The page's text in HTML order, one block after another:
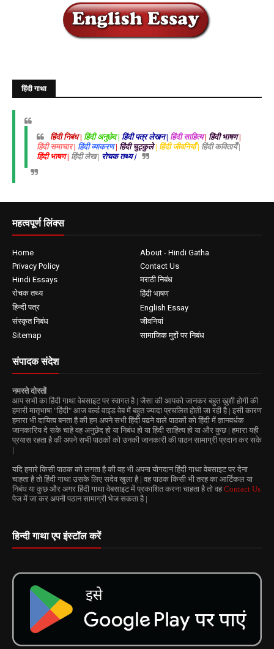
हिंदी गाथा
हिंदी निबंध | हिंदी अनुछेद | हिंदी पत्र लेखन | हिंदी साहित्य| हिंदी भाषण|
हिंदी समाचार| हिंदी व्याकरण| हिंदी चुट्कुले| हिंदी जीवनियाँ | हिंदी कवितायेँ |
हिंदी भाषण | हिंदी लेख | रोचक तथ्य |
महत्वपूर्ण लिंक्स
Home
About - Hindi Gatha
Privacy Policy
Contact Us
Hindi Essays
मराठी निबंध
रोचक तथ्य
हिंदी भाषण
हिन्दी पत्र
English Essay
संस्कृत निबंध
जीवनियां
Sitemap
सामाजिक मुद्दों पर निबंध
संपादक संदेश
नमस्ते दोस्तों
आप सभी का हिंदी गाथा वेबसाइट पर स्वागत है | जैसा की आपको जानकर बहुत ख़ुशी होगी की
हमारी मातृभाषा "हिंदी" आज वर्ल्ड वाइड वेब में बहुत ज्यादा प्रचलित होती जा रही है | इसी कारण
हमारा भी दायित्व बनता है की हम अपने सभी हिंदी पढने वाले पाठकों को हिंदी में ज्ञानवर्धक
जानकारिय दे सके चाहे वह अनुछेद हो या निबंध हो या हिंदी साहित्य हो या और कुछ | हमारा यही
प्रयास रहता है की अपने सभी पाठकों को उनकी जानकारी की पाठन सामाग्री प्रदान कर सके
|
यदि हमारे किसी पाठक को लगता है की वह भी अपना योगदान हिंदी गाथा वेबसाइट पर देना
चाहता है तो हिंदी गाथा उसके लिए सदेव खुला है | वह पाठक किसी भी तरह का आर्टिकल या
निबंध या कुछ और अगर हिंदी गाथा वेबसाइट में प्रकाशित करना चाहता है तो वहContact Us
पेज में जा कर अपनी पठान सामाग्री भेज सकता है |
हिन्दी गाथा एप इंस्टॉल करें